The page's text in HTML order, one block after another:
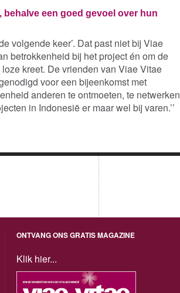
een goed gevoel over hun
volgende keer’. Dat past niet bij Viae
betrokkenheid bij het project én om de
kreet. De vrienden van Viae Vitae
voor een bijeenkomst met
anderen te ontmoeten, te netwerken
in Indonesië er maar wel bij varen.’’
ONTVANG ONS GRATIS MAGAZINE
Klik hier...